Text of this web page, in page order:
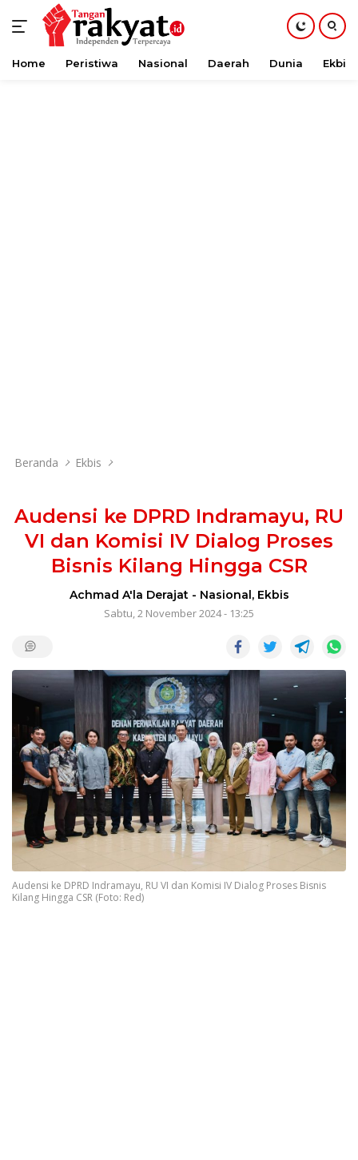
Langsung
Home Peristiwa Nasional Daerah Dunia Ekbis
Beranda Ekbis
Audensi ke DPRD Indramayu, RU
VI dan Komisi IV Dialog Proses
Bisnis Kilang Hingga CSR
Achmad A'la Derajat- Nasional, Ekbis
Sabtu, 2 November 2024 - 13:25
Audensi ke DPRD Indramayu, RU VI dan Komisi IV Dialog Proses Bisnis
Kilang Hingga CSR (Foto: Red)